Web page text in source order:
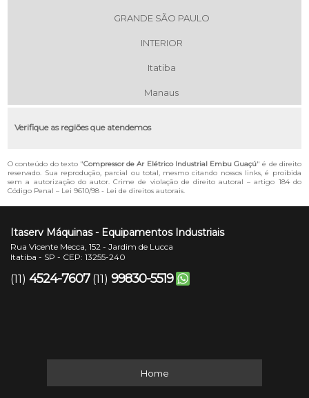
GRANDE SÃO PAULO
INTERIOR
Itatiba
Manaus
Verifique as regiões que atendemos
O conteúdo do texto "Compressor de Ar Elétrico Industrial Embu Guaçú" é de direito
reservado. Sua reprodução, parcial ou total, mesmo citando nossos links, é proibida
sem a autorização do autor. Crime de violação de direito autoral – artigo 184 do
Código Penal – Lei 9610/98 - Lei de direitos autorais.
Itaserv Máquinas - Equipamentos Industriais
Rua Vicente Mecca, 152 - Jardim de Lucca
Itatiba - SP - CEP: 13255-240
(11) 4524-7607 (11) 99830-5519
Home